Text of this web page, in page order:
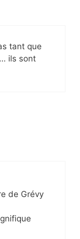
tant que
ils sont
de Grévy